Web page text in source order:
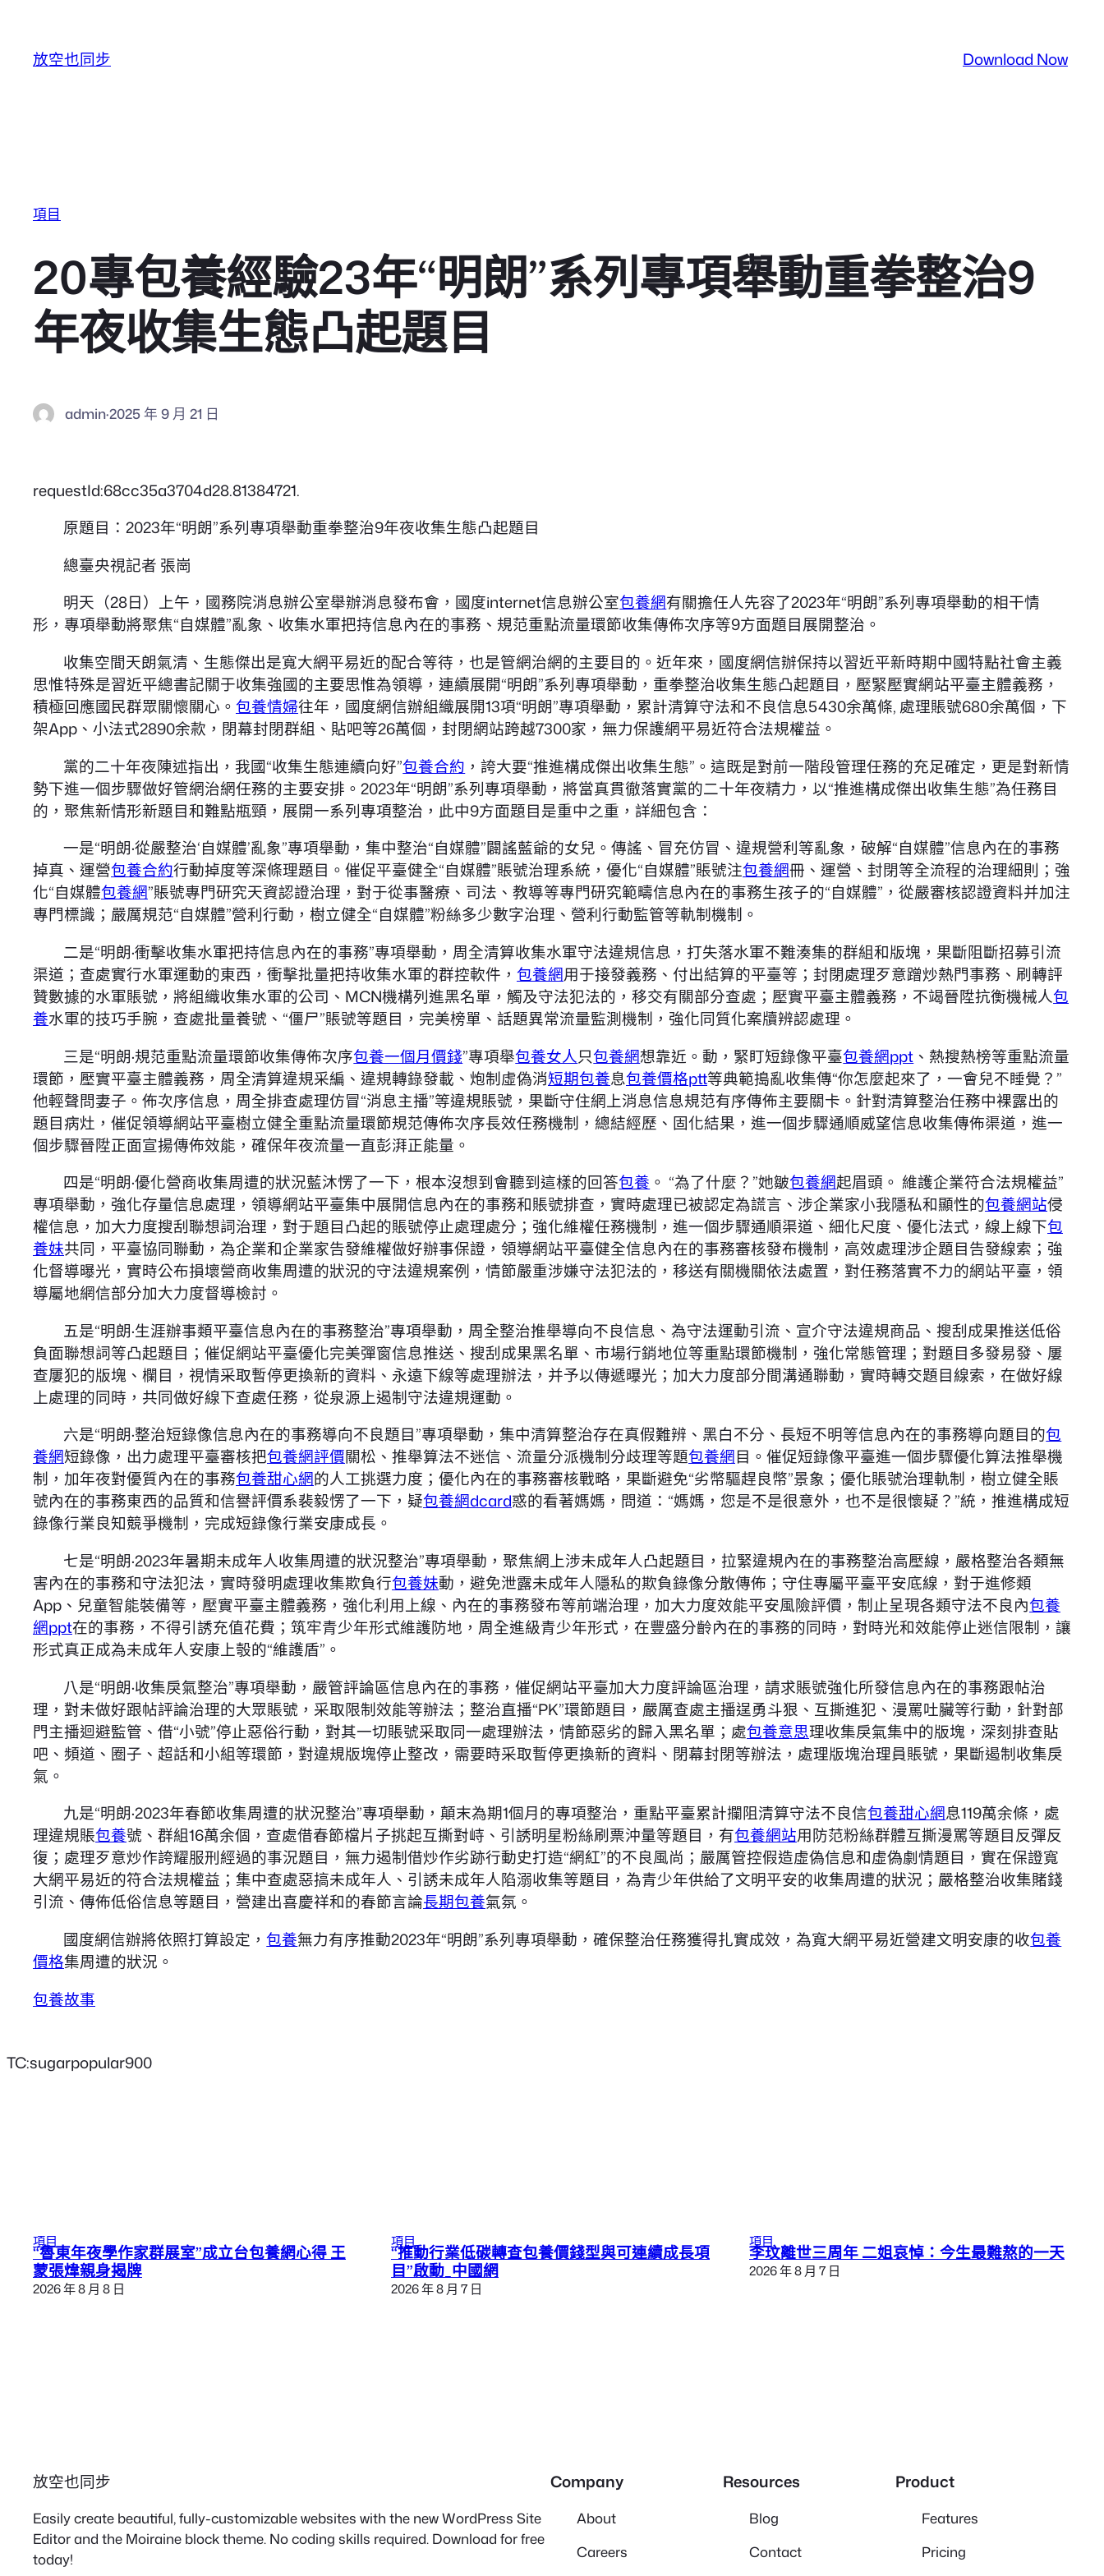
放空也同步 Download Now
項目
20專包養經驗23年“明朗”系列專項舉動重拳整治9
年夜收集生態凸起題目
admin·2025 年 9 月 21 日
requestId:68cc35a3704d28.81384721.
原題目：2023年“明朗”系列專項舉動重拳整治9年夜收集生態凸起題目
總臺央視記者 張崗
明天（28日）上午，國務院消息辦公室舉辦消息發布會，國度internet信息辦公室包養網有關擔任人先容了2023年“明朗”系列專項舉動的相干情
形，專項舉動將聚焦“自媒體”亂象、收集水軍把持信息內在的事務、規范重點流量環節收集傳佈次序等9方面題目展開整治。
收集空間天朗氣清、生態傑出是寬大網平易近的配合等待，也是管網治網的主要目的。近年來，國度網信辦保持以習近平新時期中國特點社會主義
思惟特殊是習近平總書記關于收集強國的主要思惟為領導，連續展開“明朗”系列專項舉動，重拳整治收集生態凸起題目，壓緊壓實網站平臺主體義務，
積極回應國民群眾關懷關心。 包養情婦往年，國度網信辦組織展開13項“明朗”專項舉動，累計清算守法和不良信息5430余萬條, 處理賬號680余萬個，下
架App、小法式2890余款，閉幕封閉群組、貼吧等26萬個，封閉網站跨越7300家，無力保護網平易近符合法規權益。
黨的二十年夜陳述指出，我國“收集生態連續向好”包養合約 ，誇大要“推進構成傑出收集生態”。這既是對前一階段管理任務的充足確定，更是對新情
勢下進一個步驟做好管網治網任務的主要安排。2023年“明朗”系列專項舉動，將當真貫徹落實黨的二十年夜精力，以“推進構成傑出收集生態”為任務目
的，聚焦新情形新題目和難點瓶頸，展開一系列專項整治，此中9方面題目是重中之重，詳細包含：
一是“明朗·從嚴整治‘自媒體’亂象”專項舉動，集中整治“自媒體”闢謠藍爺的女兒。傳謠、冒充仿冒、違規營利等亂象，破解“自媒體”信息內在的事務
掉真、運營包養合約行動掉度等深條理題目。催促平臺健全“自媒體”賬號治理系統，優化“自媒體”賬號注包養網冊、運營、封閉等全流程的治理細則；強
化“自媒體包養網”賬號專門研究天資認證治理，對于從事醫療、司法、教導等專門研究範疇信息內在的事務生孩子的“自媒體”，從嚴審核認證資料并加注
專門標識；嚴厲規范“自媒體”營利行動，樹立健全“自媒體”粉絲多少數字治理、營利行動監管等軌制機制。
二是“明朗·衝擊收集水軍把持信息內在的事務”專項舉動，周全清算收集水軍守法違規信息，打失落水軍不難湊集的群組和版塊，果斷阻斷招募引流
渠道；查處實行水軍運動的東西，衝擊批量把持收集水軍的群控軟件， 包養網用于接發義務、付出結算的平臺等；封閉處理歹意蹭炒熱門事務、刷轉評
贊數據的水軍賬號，將組織收集水軍的公司、MCN機構列進黑名單，觸及守法犯法的，移交有關部分查處；壓實平臺主體義務，不竭晉陞抗衡機械人包
養水軍的技巧手腕，查處批量養號、“僵尸”賬號等題目，完美榜單、話題異常流量監測機制，強化同質化案牘辨認處理。
三是“明朗·規范重點流量環節收集傳佈次序包養一個月價錢”專項舉包養女人只包養網想靠近。動，緊盯短錄像平臺包養網ppt 、熱搜熱榜等重點流量
環節，壓實平臺主體義務，周全清算違規采編、違規轉錄發載、炮制虛偽消短期包養息包養價格ptt等典範搗亂收集傳“你怎麼起來了，一會兒不睡覺？”
他輕聲問妻子。佈次序信息，周全排查處理仿冒“消息主播”等違規賬號，果斷守住網上消息信息規范有序傳佈主要關卡。針對清算整治任務中裸露出的
題目病灶，催促領導網站平臺樹立健全重點流量環節規范傳佈次序長效任務機制，總結經歷、固化結果，進一個步驟通順威望信息收集傳佈渠道，進一
個步驟晉陞正面宣揚傳佈效能，確保年夜流量一直彭湃正能量。
四是“明朗·優化營商收集周遭的狀況藍沐愣了一下，根本沒想到會聽到這樣的回答包養 。 “為了什麼？”她皺包養網起眉頭。 維護企業符合法規權益”
專項舉動，強化存量信息處理，領導網站平臺集中展開信息內在的事務和賬號排查，實時處理已被認定為謊言、涉企業家小我隱私和顯性的包養網站侵
權信息，加大力度搜刮聯想詞治理，對于題目凸起的賬號停止處理處分；強化維權任務機制，進一個步驟通順渠道、細化尺度、優化法式，線上線下包
養妹共同，平臺協同聯動，為企業和企業家告發維權做好辦事保證，領導網站平臺健全信息內在的事務審核發布機制，高效處理涉企題目告發線索；強
化督導曝光，實時公布損壞營商收集周遭的狀況的守法違規案例，情節嚴重涉嫌守法犯法的，移送有關機關依法處置，對任務落實不力的網站平臺，領
導屬地網信部分加大力度督導檢討。
五是“明朗·生涯辦事類平臺信息內在的事務整治”專項舉動，周全整治推舉導向不良信息、為守法運動引流、宣介守法違規商品、搜刮成果推送低俗
負面聯想詞等凸起題目；催促網站平臺優化完美彈窗信息推送、搜刮成果黑名單、市場行銷地位等重點環節機制，強化常態管理；對題目多發易發、屢
查屢犯的版塊、欄目，視情采取暫停更換新的資料、永遠下線等處理辦法，并予以傳遞曝光；加大力度部分間溝通聯動，實時轉交題目線索，在做好線
上處理的同時，共同做好線下查處任務，從泉源上遏制守法違規運動。
六是“明朗·整治短錄像信息內在的事務導向不良題目”專項舉動，集中清算整治存在真假難辨、黑白不分、長短不明等信息內在的事務導向題目的包
養網短錄像，出力處理平臺審核把包養網評價關松、推舉算法不迷信、流量分派機制分歧理等題包養網目。催促短錄像平臺進一個步驟優化算法推舉機
制，加年夜對優質內在的事務包養甜心網的人工挑選力度；優化內在的事務審核戰略，果斷避免“劣幣驅趕良幣”景象；優化賬號治理軌制，樹立健全賬
號內在的事務東西的品質和信譽評價系裴毅愣了一下，疑包養網dcard惑的看著媽媽，問道：“媽媽，您是不是很意外，也不是很懷疑？”統，推進構成短
錄像行業良知競爭機制，完成短錄像行業安康成長。
七是“明朗·2023年暑期未成年人收集周遭的狀況整治”專項舉動，聚焦網上涉未成年人凸起題目，拉緊違規內在的事務整治高壓線，嚴格整治各類無
害內在的事務和守法犯法，實時發明處理收集欺負行包養妹動，避免泄露未成年人隱私的欺負錄像分散傳佈；守住專屬平臺平安底線，對于進修類
App、兒童智能裝備等，壓實平臺主體義務，強化利用上線、內在的事務發布等前端治理，加大力度效能平安風險評價，制止呈現各類守法不良內包養
網ppt在的事務，不得引誘充值花費；筑牢青少年形式維護防地，周全進級青少年形式，在豐盛分齡內在的事務的同時，對時光和效能停止迷信限制，讓
形式真正成為未成年人安康上彀的“維護盾”。
八是“明朗·收集戾氣整治”專項舉動，嚴管評論區信息內在的事務，催促網站平臺加大力度評論區治理，請求賬號強化所發信息內在的事務跟帖治
理，對未做好跟帖評論治理的大眾賬號，采取限制效能等辦法；整治直播“PK”環節題目，嚴厲查處主播逞勇斗狠、互撕進犯、漫罵吐臟等行動，針對部
門主播迴避監管、借“小號”停止惡俗行動，對其一切賬號采取同一處理辦法，情節惡劣的歸入黑名單；處包養意思理收集戾氣集中的版塊，深刻排查貼
吧、頻道、圈子、超話和小組等環節，對違規版塊停止整改，需要時采取暫停更換新的資料、閉幕封閉等辦法，處理版塊治理員賬號，果斷遏制收集戾
氣。
九是“明朗·2023年春節收集周遭的狀況整治”專項舉動，顛末為期1個月的專項整治，重點平臺累計攔阻清算守法不良信包養甜心網息119萬余條，處
理違規賬包養號、群組16萬余個，查處借春節檔片子挑起互撕對峙、引誘明星粉絲刷票沖量等題目，有包養網站用防范粉絲群體互撕漫罵等題目反彈反
復；處理歹意炒作誇耀服刑經過的事況題目，無力遏制借炒作劣跡行動史打造“網紅”的不良風尚；嚴厲管控假造虛偽信息和虛偽劇情題目，實在保證寬
大網平易近的符合法規權益；集中查處惡搞未成年人、引誘未成年人陷溺收集等題目，為青少年供給了文明平安的收集周遭的狀況；嚴格整治收集賭錢
引流、傳佈低俗信息等題目，營建出喜慶祥和的春節言論長期包養氣氛。
國度網信辦將依照打算設定，包養無力有序推動2023年“明朗”系列專項舉動，確保整治任務獲得扎實成效，為寬大網平易近營建文明安康的收包養
價格集周遭的狀況。
包養故事
TC:sugarpopular900
項目
“魯東年夜學作家群展室”成立台包養網心得 王
蒙張煒親身揭牌
2026 年 8 月 8 日
項目
“推動行業低碳轉查包養價錢型與可連續成長項
目”啟動_中國網
2026 年 8 月 7 日
項目
李玟離世三周年 二姐哀悼：今生最難熬的一天
2026 年 8 月 7 日
放空也同步
Easily create beautiful, fully-customizable websites with the new WordPress Site
Editor and the Moiraine block theme. No coding skills required. Download for free
today!
Company
About
Careers
Resources
Blog
Contact
Product
Features
Pricing